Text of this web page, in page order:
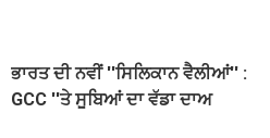
ਭਾਰਤ ਦੀ ਨਵੀਂ ''ਸਿਲਿਕਾਨ ਵੈਲੀਆਂ'' :
GCC ''ਤੇ ਸੂਬਿਆਂ ਦਾ ਵੱਡਾ ਦਾਅ